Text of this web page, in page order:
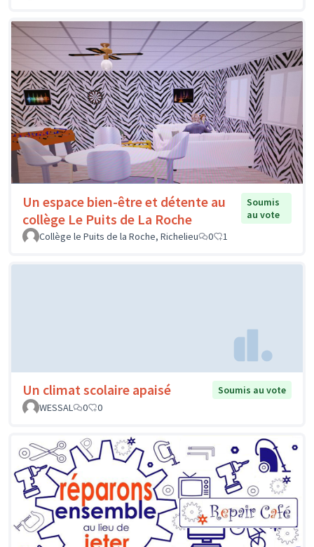
Un espace bien-être et détente au
collège Le Puits de La Roche
Soumis
au vote
Collège le Puits de la Roche, Richelieu
0 1
Un climat scolaire apaisé
Soumis au vote
WESSAL
0 0